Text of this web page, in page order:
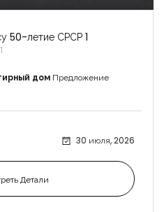
50-летие СРСР 1
дом Предложение
30 июля, 2026
Детали